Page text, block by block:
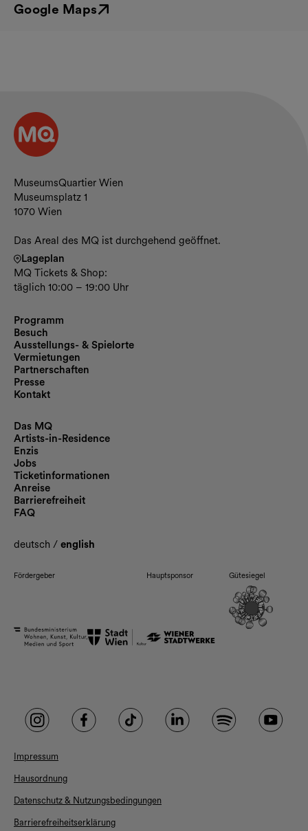
Google Maps
Externer Link
Kontakt und Öffnungszeiten
MuseumsQuartier Wien
Museumsplatz 1
1070 Wien
Das Areal des MQ ist durchgehend geöffnet.
Lageplan
MQ Tickets & Shop:
täglich 10:00 – 19:00 Uhr
Programm
Besuch
Ausstellungs- & Spielorte
Vermietungen
Partnerschaften
Presse
Kontakt
Das MQ
Artists-in-Residence
Enzis
Jobs
Ticketinformationen
Anreise
Barrierefreiheit
FAQ
deutsch / english
Fördergeber Hauptsponsor Gütesiegel
Impressum
Hausordnung
Datenschutz & Nutzungsbedingungen
Barrierefreiheitserklärung